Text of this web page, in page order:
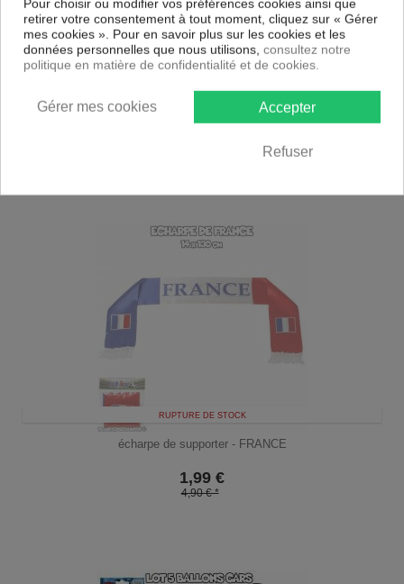
RUPTURE DE STOCK
Lampe à Lave motion magma Rouge
RUPTURE DE STOCK
écharpe de supporter - FRANCE
1,99 €
4,90 € *
Pour choisir ou modifier vos préférences cookies ainsi que
retirer votre consentement à tout moment, cliquez sur « Gérer
mes cookies ». Pour en savoir plus sur les cookies et les
données personnelles que nous utilisons, consultez notre
politique en matière de confidentialité et de cookies.
Accepter
Refuser
Gérer mes cookies